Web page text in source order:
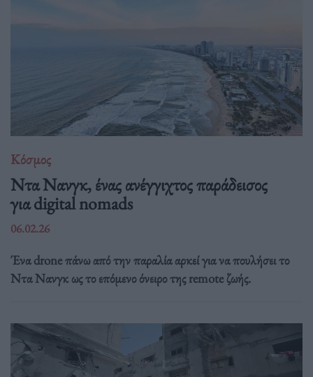
Κόσμος
Ντα Νανγκ, ένας ανέγγιχτος παράδεισος
για digital nomads
06.02.26
Ένα drone πάνω από την παραλία αρκεί για να πουλήσει το
Ντα Νανγκ ως το επόμενο όνειρο της remote ζωής.